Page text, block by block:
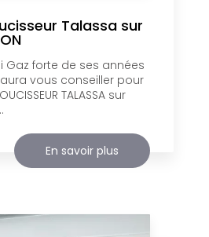
Talassa sur
Gaz forte de ses années
vous conseiller pour
TALASSA sur
En savoir plus